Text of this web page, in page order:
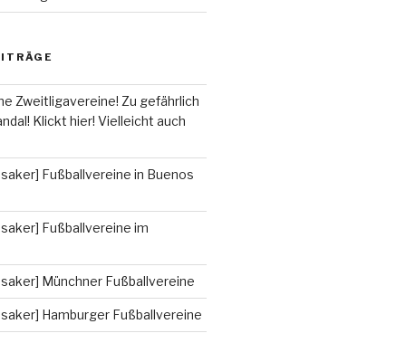
Zweitligavereine! Zu gefährlich
Klickt hier! Vielleicht auch
Fußballvereine in Buenos
Fußballvereine im
Münchner Fußballvereine
Hamburger Fußballvereine